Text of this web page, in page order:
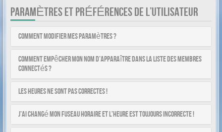
PARAMÈTRES ET PRÉFÉRENCES DE L’UTILISATEUR
Comment modifier mes paramètres ?
Comment empêcher mon nom d’apparaître dans la liste des membres
connectés ?
Les heures ne sont pas correctes !
J’ai changé mon fuseau horaire et l’heure est toujours incorrecte !